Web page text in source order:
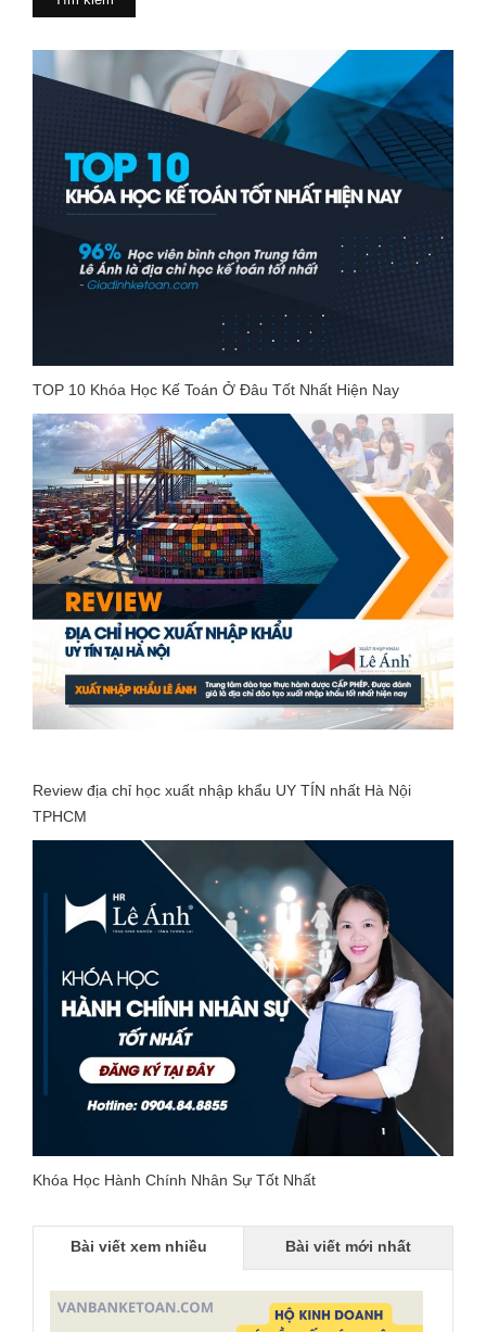
TOP 10 Khóa Học Kế Toán Ở Đâu Tốt Nhất Hiện Nay
Review địa chỉ học xuất nhập khẩu UY TÍN nhất Hà Nội
TPHCM
Khóa Học Hành Chính Nhân Sự Tốt Nhất
Bài viết xem nhiều Bài viết mới nhất